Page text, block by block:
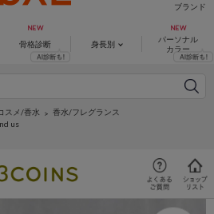
ブランド
骨格診断 身長別
パーソナル
カラー
スメ/香水
香水/フレグランス
us